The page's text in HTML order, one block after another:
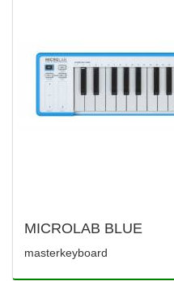
MICROLAB BLUE
masterkeyboard